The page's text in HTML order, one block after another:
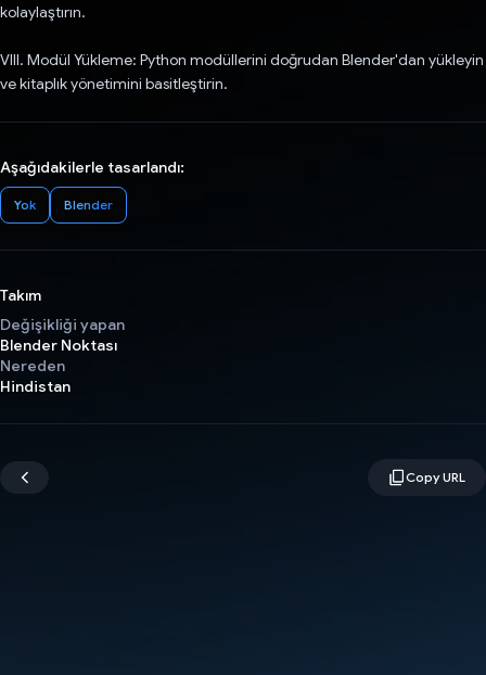
kolaylaştırın.
VIII. Modül Yükleme: Python modüllerini doğrudan Blender'dan yükleyin
ve kitaplık yönetimini basitleştirin.
Aşağıdakilerle tasarlandı:
Yok Blender
Takım
Değişikliği yapan
Blender Noktası
Nereden
Hindistan